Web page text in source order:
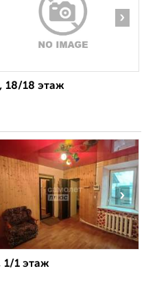
›
18/18 этаж
›
1/1 этаж